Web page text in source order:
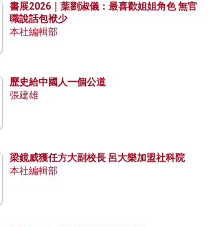
書展2026｜葉劉淑儀：最喜歡姐姐角色 無官
職說話包袱少
本社編輯部
歷史給中國人一個公道
張建雄
梁鏡威獲任方大副校長 呂大樂加盟社科院
本社編輯部